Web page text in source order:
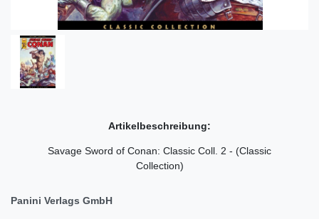
Artikelbeschreibung:
Savage Sword of Conan: Classic Coll. 2 - (Classic
Collection)
Panini Verlags GmbH